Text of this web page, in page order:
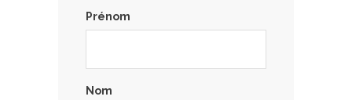
Prénom
Nom